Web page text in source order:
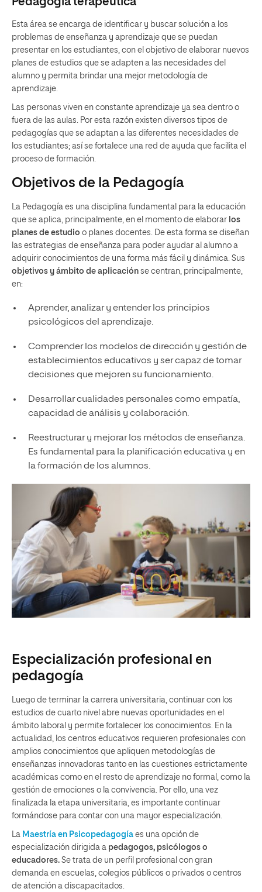
Esta área se encarga de identificar y buscar solución a los
problemas de enseñanza y aprendizaje que se puedan
presentar en los estudiantes, con el objetivo de elaborar nuevos
planes de estudios que se adapten a las necesidades del
alumno y permita brindar una mejor metodología de
aprendizaje.
Las personas viven en constante aprendizaje ya sea dentro o
fuera de las aulas. Por esta razón existen diversos tipos de
pedagogías que se adaptan a las diferentes necesidades de
los estudiantes; así se fortalece una red de ayuda que facilita el
proceso de formación.
Objetivos de la Pedagogía
La Pedagogía es una disciplina fundamental para la educación
que se aplica, principalmente, en el momento de elaborar los
planes de estudio o planes docentes. De esta forma se diseñan
las estrategias de enseñanza para poder ayudar al alumno a
adquirir conocimientos de una forma más fácil y dinámica. Sus
objetivos y ámbito de aplicación se centran, principalmente,
en:
Aprender, analizar y entender los principios
psicológicos del aprendizaje.
Comprender los modelos de dirección y gestión de
establecimientos educativos y ser capaz de tomar
decisiones que mejoren su funcionamiento.
Desarrollar cualidades personales como empatía,
capacidad de análisis y colaboración.
Reestructurar y mejorar los métodos de enseñanza.
Es fundamental para la planificación educativa y en
la formación de los alumnos.
Especialización profesional en
pedagogía
Luego de terminar la carrera universitaria, continuar con los
estudios de cuarto nivel abre nuevas oportunidades en el
ámbito laboral y permite fortalecer los conocimientos. En la
actualidad, los centros educativos requieren profesionales con
amplios conocimientos que apliquen metodologías de
enseñanzas innovadoras tanto en las cuestiones estrictamente
académicas como en el resto de aprendizaje no formal, como la
gestión de emociones o la convivencia. Por ello, una vez
finalizada la etapa universitaria, es importante continuar
formándose para contar con una mayor especialización.
La Maestría en Psicopedagogía es una opción de
especialización dirigida a pedagogos, psicólogos o
educadores. Se trata de un perfil profesional con gran
demanda en escuelas, colegios públicos o privados o centros
de atención a discapacitados.